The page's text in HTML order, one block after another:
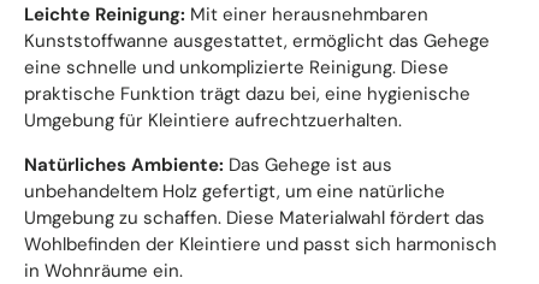
Leichte Reinigung: Mit einer herausnehmbaren
Kunststoffwanne ausgestattet, ermöglicht das Gehege
eine schnelle und unkomplizierte Reinigung. Diese
praktische Funktion trägt dazu bei, eine hygienische
Umgebung für Kleintiere aufrechtzuerhalten.
Natürliches Ambiente: Das Gehege ist aus
unbehandeltem Holz gefertigt, um eine natürliche
Umgebung zu schaffen. Diese Materialwahl fördert das
Wohlbefinden der Kleintiere und passt sich harmonisch
in Wohnräume ein.